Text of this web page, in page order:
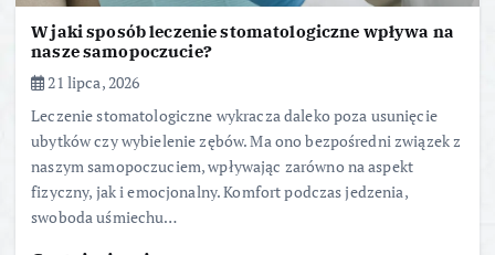
W jaki sposób leczenie stomatologiczne wpływa na
nasze samopoczucie?
21 lipca, 2026
Leczenie stomatologiczne wykracza daleko poza usunięcie
ubytków czy wybielenie zębów. Ma ono bezpośredni związek z
naszym samopoczuciem, wpływając zarówno na aspekt
fizyczny, jak i emocjonalny. Komfort podczas jedzenia,
swoboda uśmiechu…